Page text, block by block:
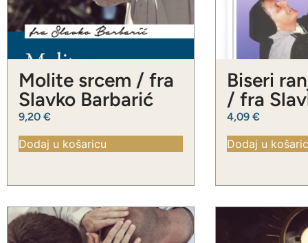
Molite srcem / fra
Slavko Barbarić
9,20 €
Dodaj u košaricu
Biseri
/ fra
Barbarić
4,09 €
Dodaj u